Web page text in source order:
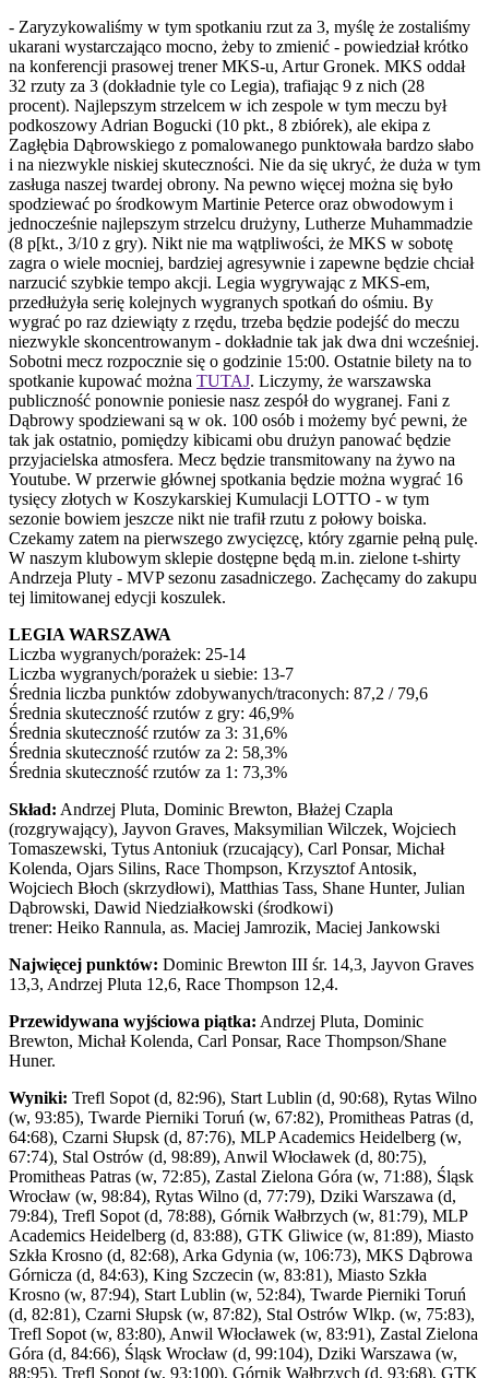
- Zaryzykowaliśmy w tym spotkaniu rzut za 3, myślę że zostaliśmy
ukarani wystarczająco mocno, żeby to zmienić - powiedział krótko
na konferencji prasowej trener MKS-u, Artur Gronek. MKS oddał
32 rzuty za 3 (dokładnie tyle co Legia), trafiając 9 z nich (28
procent). Najlepszym strzelcem w ich zespole w tym meczu był
podkoszowy Adrian Bogucki (10 pkt., 8 zbiórek), ale ekipa z
Zagłębia Dąbrowskiego z pomalowanego punktowała bardzo słabo
i na niezwykle niskiej skuteczności. Nie da się ukryć, że duża w tym
zasługa naszej twardej obrony. Na pewno więcej można się było
spodziewać po środkowym Martinie Peterce oraz obwodowym i
jednocześnie najlepszym strzelcu drużyny, Lutherze Muhammadzie
(8 p[kt., 3/10 z gry). Nikt nie ma wątpliwości, że MKS w sobotę
zagra o wiele mocniej, bardziej agresywnie i zapewne będzie chciał
narzucić szybkie tempo akcji. Legia wygrywając z MKS-em,
przedłużyła serię kolejnych wygranych spotkań do ośmiu. By
wygrać po raz dziewiąty z rzędu, trzeba będzie podejść do meczu
niezwykle skoncentrowanym - dokładnie tak jak dwa dni wcześniej.
Sobotni mecz rozpocznie się o godzinie 15:00. Ostatnie bilety na to
spotkanie kupować można TUTAJ. Liczymy, że warszawska
publiczność ponownie poniesie nasz zespół do wygranej. Fani z
Dąbrowy spodziewani są w ok. 100 osób i możemy być pewni, że
tak jak ostatnio, pomiędzy kibicami obu drużyn panować będzie
przyjacielska atmosfera. Mecz będzie transmitowany na żywo na
Youtube. W przerwie głównej spotkania będzie można wygrać 16
tysięcy złotych w Koszykarskiej Kumulacji LOTTO - w tym
sezonie bowiem jeszcze nikt nie trafił rzutu z połowy boiska.
Czekamy zatem na pierwszego zwycięzcę, który zgarnie pełną pulę.
W naszym klubowym sklepie dostępne będą m.in. zielone t-shirty
Andrzeja Pluty - MVP sezonu zasadniczego. Zachęcamy do zakupu
tej limitowanej edycji koszulek.
LEGIA WARSZAWA
Liczba wygranych/porażek: 25-14
Liczba wygranych/porażek u siebie: 13-7
Średnia liczba punktów zdobywanych/traconych: 87,2 / 79,6
Średnia skuteczność rzutów z gry: 46,9%
Średnia skuteczność rzutów za 3: 31,6%
Średnia skuteczność rzutów za 2: 58,3%
Średnia skuteczność rzutów za 1: 73,3%
Skład: Andrzej Pluta, Dominic Brewton, Błażej Czapla
(rozgrywający), Jayvon Graves, Maksymilian Wilczek, Wojciech
Tomaszewski, Tytus Antoniuk (rzucający), Carl Ponsar, Michał
Kolenda, Ojars Silins, Race Thompson, Krzysztof Antosik,
Wojciech Błoch (skrzydłowi), Matthias Tass, Shane Hunter, Julian
Dąbrowski, Dawid Niedziałkowski (środkowi)
trener: Heiko Rannula, as. Maciej Jamrozik, Maciej Jankowski
Najwięcej punktów: Dominic Brewton III śr. 14,3, Jayvon Graves
13,3, Andrzej Pluta 12,6, Race Thompson 12,4.
Przewidywana wyjściowa piątka: Andrzej Pluta, Dominic
Brewton, Michał Kolenda, Carl Ponsar, Race Thompson/Shane
Huner.
Wyniki: Trefl Sopot (d, 82:96), Start Lublin (d, 90:68), Rytas Wilno
(w, 93:85), Twarde Pierniki Toruń (w, 67:82), Promitheas Patras (d,
64:68), Czarni Słupsk (d, 87:76), MLP Academics Heidelberg (w,
67:74), Stal Ostrów (d, 98:89), Anwil Włocławek (d, 80:75),
Promitheas Patras (w, 72:85), Zastal Zielona Góra (w, 71:88), Śląsk
Wrocław (w, 98:84), Rytas Wilno (d, 77:79), Dziki Warszawa (d,
79:84), Trefl Sopot (d, 78:88), Górnik Wałbrzych (w, 81:79), MLP
Academics Heidelberg (d, 83:88), GTK Gliwice (w, 81:89), Miasto
Szkła Krosno (d, 82:68), Arka Gdynia (w, 106:73), MKS Dąbrowa
Górnicza (d, 84:63), King Szczecin (w, 83:81), Miasto Szkła
Krosno (w, 87:94), Start Lublin (w, 52:84), Twarde Pierniki Toruń
(d, 82:81), Czarni Słupsk (w, 87:82), Stal Ostrów Wlkp. (w, 75:83),
Trefl Sopot (w, 83:80), Anwil Włocławek (w, 83:91), Zastal Zielona
Góra (d, 84:66), Śląsk Wrocław (d, 99:104), Dziki Warszawa (w,
88:95), Trefl Sopot (w, 93:100), Górnik Wałbrzych (d, 93:68), GTK